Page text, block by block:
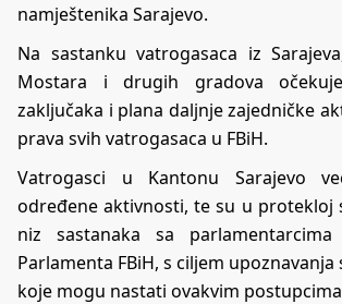
namještenika Sarajevo.
Na sastanku vatrogasaca iz
Mostara i drugih gradova
zaključaka i plana daljnje zajedničke
prava svih vatrogasaca u FBiH.
Vatrogasci u Kantonu Sarajevo
određene aktivnosti, te su u protekloj
niz sastanaka sa
Parlamenta FBiH, s ciljem upoznavanja
koje mogu nastati ovakvim